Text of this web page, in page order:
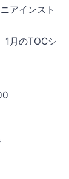
アインスト
1月のTOCシ